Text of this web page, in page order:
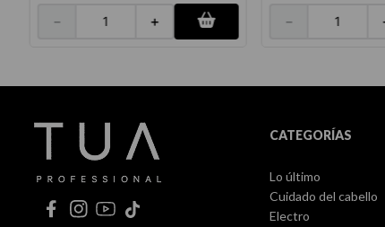
＋
－ －
CATEGORÍAS
Lo último
Cuidado del cabello
Electro